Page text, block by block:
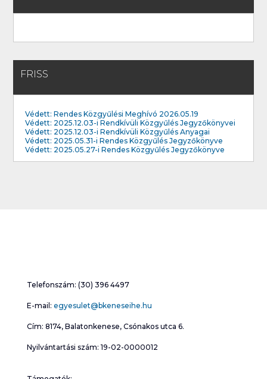
FRISS
Védett: Rendes Közgyűlési Meghívó 2026.05.19
Védett: 2025.12.03-i Rendkívüli Közgyűlés Jegyzőkönyvei
Védett: 2025.12.03-i Rendkívüli Közgyűlés Anyagai
Védett: 2025.05.31-i Rendes Közgyűlés Jegyzőkönyve
Védett: 2025.05.27-i Rendes Közgyűlés Jegyzőkönyve
Telefonszám: (30) 396 4497
E-mail: egyesulet@bkeneseihe.hu
Cím: 8174, Balatonkenese, Csónakos utca 6.
Nyilvántartási szám: 19-02-0000012